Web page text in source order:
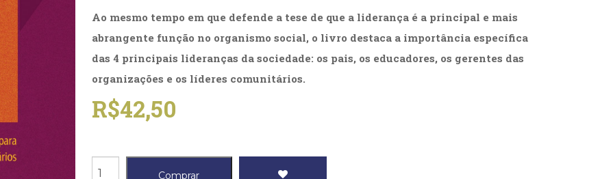
Religião, Espiritualidade, Filosofia (63) Saúde (132)
Temas africanos (30)
Treinamento e RH (65)
Ao mesmo tempo em que defende a tese de que a liderança é a principal e mais
abrangente função no organismo social, o livro destaca a importância específica
das 4 principais lideranças da sociedade: os pais, os educadores, os gerentes das
organizações e os líderes comunitários.
R$42,50
4
Comprar